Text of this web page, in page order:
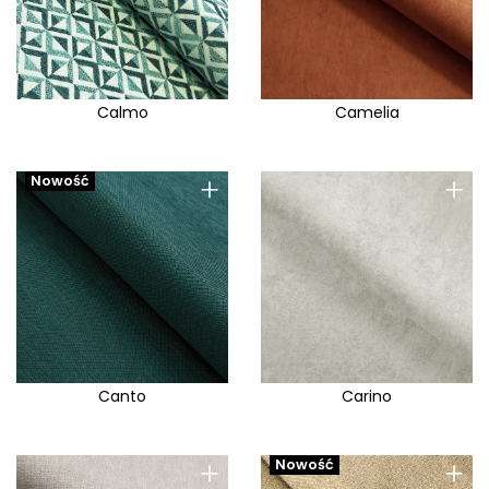
Nolio
Now Or Never
Nubia
Opera E
Oscar
Outdoor
Pagani
Palladium
Palma
Panama
Patio Decor
Calmo Camelia
+
Nowość
Canto
+
Carino
+ +
Nowość